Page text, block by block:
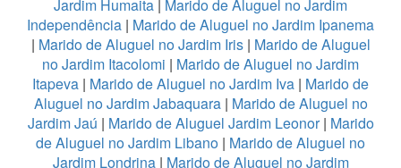
Jardim Humaita | Marido de Aluguel no Jardim
Independência | Marido de Aluguel no Jardim Ipanema
| Marido de Aluguel no Jardim Iris| Marido de Aluguel
no Jardim Itacolomi | Marido de Aluguel no Jardim
Itapeva | Marido de Aluguel no Jardim Iva | Marido de
Aluguel no Jardim Jabaquara| Marido de Aluguel no
Jardim Jaú | Marido de Aluguel Jardim Leonor| Marido
de Aluguel no Jardim Libano | Marido de Aluguel no
Jardim Londrina| Marido de Aluguel no Jardim